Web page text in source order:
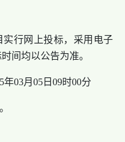
行网上投标，采用电子
间均以公告为准。
03月05日09时00分